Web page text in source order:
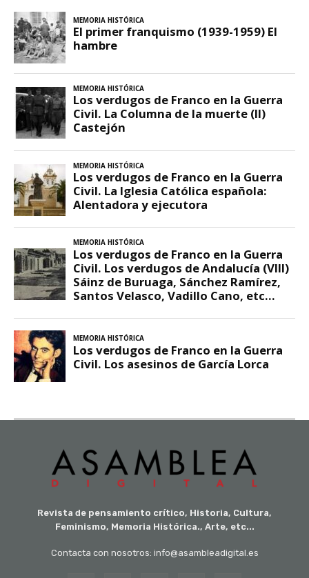
Revista de pensamiento crítico, Historia, Cultura,
Feminismo, Memoria Histórica., Arte, etc...
Contacta con nosotros: info@asambleadigital.es